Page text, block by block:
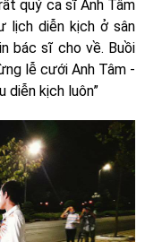
quý ca sĩ Anh Tâm
lịch diễn kịch ở sân
bác sĩ cho về. Buồi
lễ cưới Anh Tâm -
diễn kịch luôn”